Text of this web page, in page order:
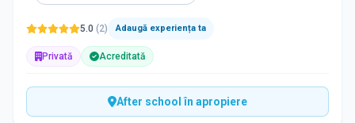
5.0 (2) Adaugă experiența ta
Privată Acreditată
After school în apropiere